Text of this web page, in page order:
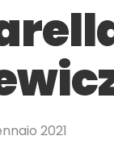
2021